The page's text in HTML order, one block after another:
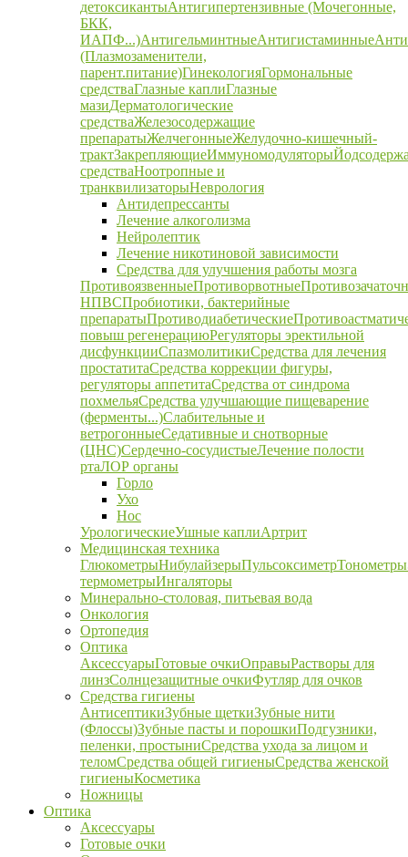
детоксикантыАнтигипертензивные (Мочегонные,
БКК,
ИАПФ...)АнтигельминтныеАнтигистаминные
(Плазмозаменители,
парент.питание)ГинекологияГормональные
средстваГлазные каплиГлазные
мазиДерматологические
средстваЖелезосодержащие
препаратыЖелчегонныеЖелудочно-кишечный-
трактЗакрепляющиеИммуномодуляторы
средстваНоотропные и
транквилизаторыНеврология
Антидепрессанты
Лечение алкоголизма
Нейролептик
Лечение никотиновой зависимости
Средства для улучшения работы мозга
ПротивоязвенныеПротиворвотные
НПВСПробиотики, бактерийные
препаратыПротиводиабетические
повыш регенерациюРегуляторы эректильной
дисфункцииСпазмолитикиСредства для лечения
простатитаСредства коррекции фигуры,
регуляторы аппетитаСредства от синдрома
похмельяСредства улучшающие пищеварение
(ферменты...)Слабительные и
ветрогонныеСедативные и снотворные
(ЦНС)Сердечно-сосудистыеЛечение полости
ртаЛОР органы
Горло
Ухо
Нос
УрологическиеУшные каплиАртрит
Медицинская техника
ГлюкометрыНибулайзерыПульсоксиметрТонометры
термометрыИнгаляторы
Минерально-столовая, питьевая вода
Онкология
Ортопедия
Оптика
АксессуарыГотовые очкиОправыРастворы для
линзСолнцезащитные очкиФутляр для очков
Средства гигиены
АнтисептикиЗубные щеткиЗубные нити
(Флоссы)Зубные пасты и порошкиПодгузники,
пеленки, простыниСредства ухода за лицом и
теломСредства общей гигиеныСредства женской
гигиеныКосметика
Ножницы
Оптика
Аксессуары
Готовые очки